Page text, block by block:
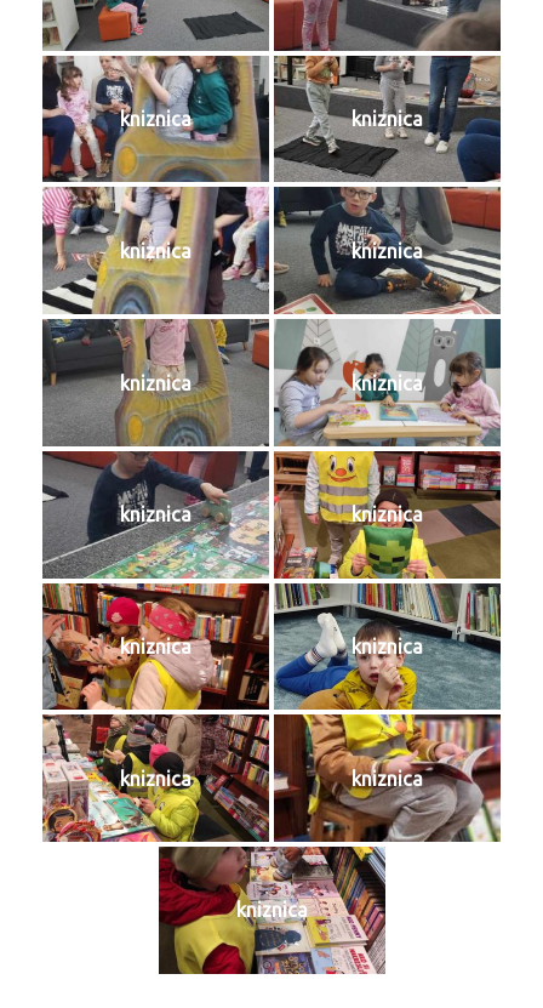
kniznica kniznica
kniznica kniznica
kniznica kniznica
kniznica kniznica
kniznica kniznica
kniznica kniznica
kniznica